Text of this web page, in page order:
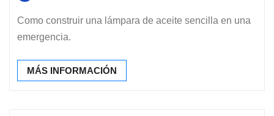
Como construir una lámpara de aceite sencilla en una
emergencia.
MÁS INFORMACIÓN